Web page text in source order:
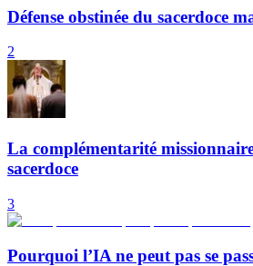
Défense obstinée du sacerdoce
2
La complémentarité
sacerdoce
3
Pourquoi l’IA ne peut pas se